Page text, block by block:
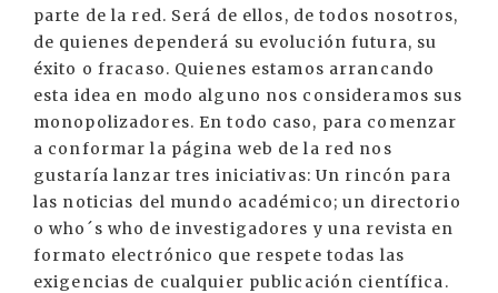
parte de la red. Será de ellos, de todos nosotros,
de quienes dependerá su evolución futura, su
éxito o fracaso. Quienes estamos arrancando
esta idea en modo alguno nos consideramos sus
monopolizadores. En todo caso, para comenzar
a conformar la página web de la red nos
gustaría lanzar tres iniciativas: Un rincón para
las noticias del mundo académico; un directorio
o who´s who de investigadores y una revista en
formato electrónico que respete todas las
exigencias de cualquier publicación científica.